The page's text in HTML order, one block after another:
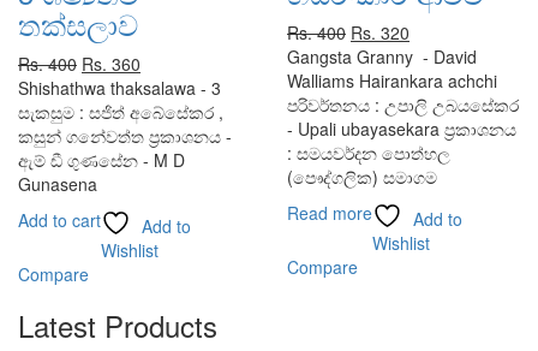
5
තක්සලාව
Rs.400 Original
price
was:
Rs. 400.
Rs. 360
price
is:
Rs. 360.
Shishathwa thaksalawa - 3
සැකසුම : සජිත් අබේසේකර ,
කසුන් ගනේවත්ත ප්‍රකාශනය -
ඇම් ඩී ගුණසේන - M D
Gunasena
Add to cart
Add to
Wishlist
Compare
Rs.400 Original
price
was:
Rs. 400.
Rs. 320
price
is:
Rs. 320.
Gangsta Granny - David
Walliams Hairankara achchi
පරිවර්තනය : උපාලි උබයසේකර
- Upali ubayasekara ප්‍රකාශනය
: සමයවර්දන පොත්හල
(පෞද්ගලික) සමාගම
Read more
Add to
Wishlist
Compare
Latest Products